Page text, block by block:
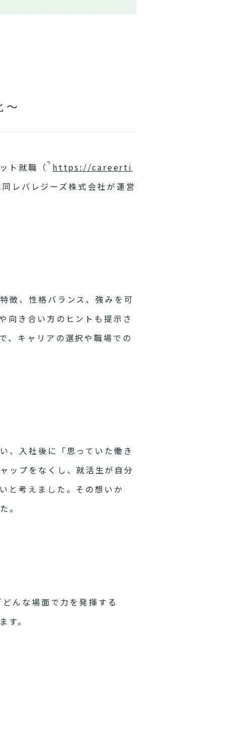
～
ト就職（
https://careerti
レバレジーズ株式会社が運営
徴、性格バランス、強みを可
向き合い方のヒントも提示さ
、キャリアの選択や職場での
、入社後に「思っていた働き
ップをなくし、就活生が自分
と考えました。その想いか
。
んな場面で力を発揮する
す。